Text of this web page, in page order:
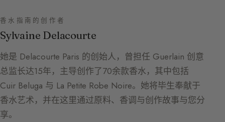
香水指南的创作者
Sylvaine Delacourte
她是 Delacourte Paris 的创始人，曾担任 Guerlain 创意
总监长达15年，主导创作了70余款香水，其中包括
Cuir Beluga 与 La Petite Robe Noire。她将毕生奉献于
香水艺术，并在这里通过原料、香调与创作故事与您分
享。